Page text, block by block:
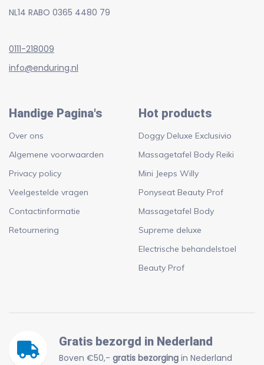
NL14 RABO 0365 4480 79
0111-218009
info@enduring.nl
Handige Pagina's
Over ons
Algemene voorwaarden
Privacy policy
Veelgestelde vragen
Contactinformatie
Retournering
Hot products
Doggy Deluxe Exclusivio
Massagetafel Body Reiki
Mini Jeeps Willy
Ponyseat Beauty Prof
Massagetafel Body
Supreme deluxe
Electrische behandelstoel
Beauty Prof
Gratis bezorgd in Nederland
Boven €50,- gratis bezorging in Nederland